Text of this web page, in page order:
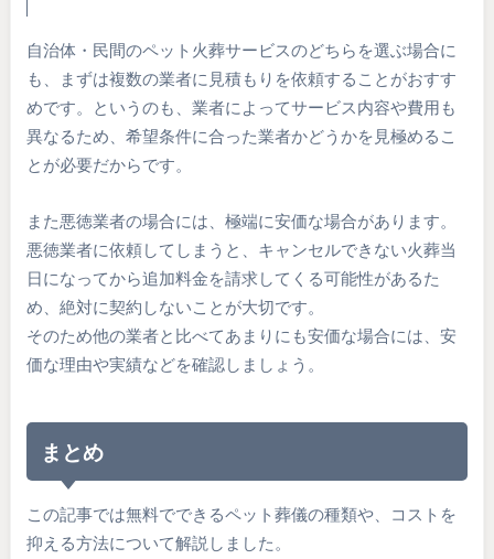
自治体・民間のペット火葬サービスのどちらを選ぶ場合に
も、まずは複数の業者に見積もりを依頼することがおすす
めです。というのも、業者によってサービス内容や費用も
異なるため、希望条件に合った業者かどうかを見極めるこ
とが必要だからです。
また悪徳業者の場合には、極端に安価な場合があります。
悪徳業者に依頼してしまうと、キャンセルできない火葬当
日になってから追加料金を請求してくる可能性があるた
め、絶対に契約しないことが大切です。
そのため他の業者と比べてあまりにも安価な場合には、安
価な理由や実績などを確認しましょう。
まとめ
この記事では無料でできるペット葬儀の種類や、コストを
抑える方法について解説しました。